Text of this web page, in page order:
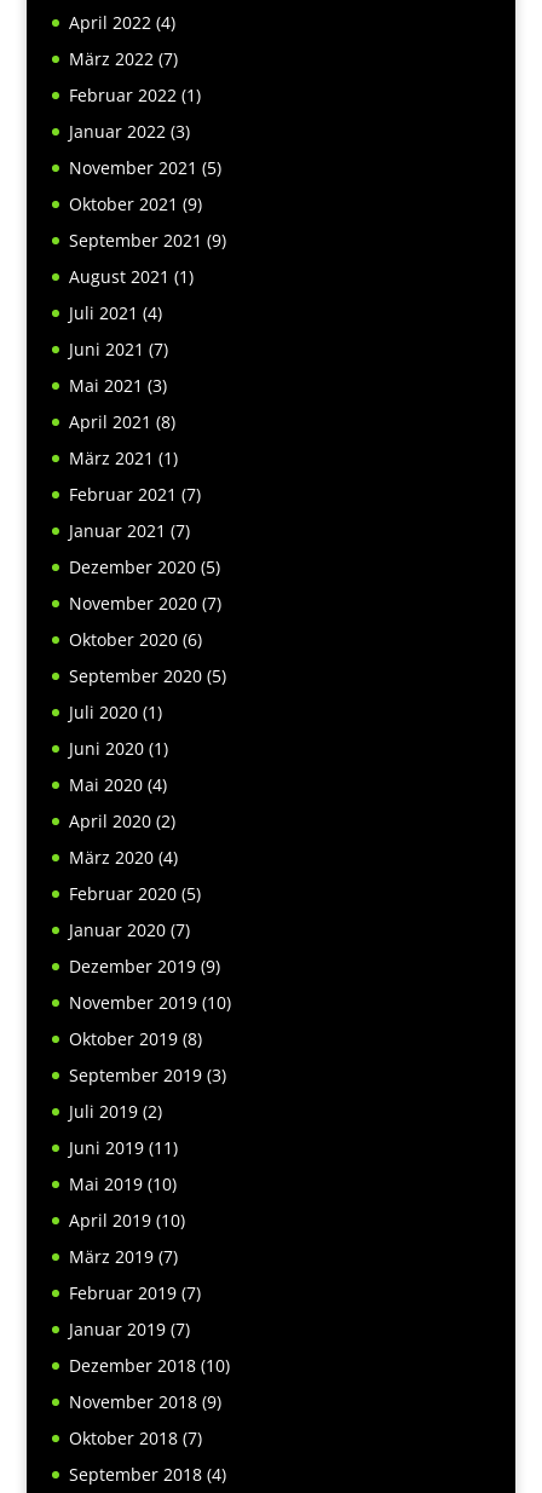
April 2022(4)
März 2022(7)
Februar 2022(1)
Januar 2022(3)
November 2021 (5)
Oktober 2021 (9)
September 2021 (9)
August 2021 (1)
Juli 2021 (4)
Juni 2021 (7)
Mai 2021 (3)
April 2021 (8)
März 2021 (1)
Februar 2021 (7)
Januar 2021 (7)
Dezember 2020(5)
November 2020(7)
Oktober 2020(6)
September 2020(5)
Juli 2020(1)
Juni 2020(1)
Mai 2020(4)
April 2020(2)
März 2020(4)
Februar 2020(5)
Januar 2020(7)
Dezember 2019(9)
November 2019(10)
Oktober 2019(8)
September 2019(3)
Juli 2019(2)
Juni 2019(11)
Mai 2019(10)
April 2019(10)
März 2019(7)
Februar 2019(7)
Januar 2019(7)
Dezember 2018(10)
November 2018(9)
Oktober 2018(7)
September 2018(4)